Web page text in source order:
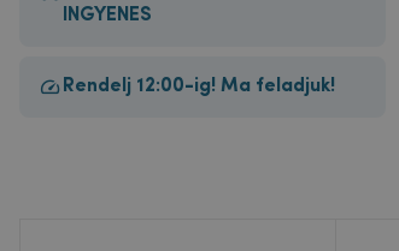
INGYENES
Rendelj 12:00-ig! Ma feladjuk!